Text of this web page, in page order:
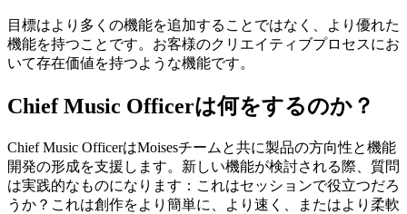
目標はより多くの機能を追加することではなく、より優れた
機能を持つことです。お客様のクリエイティブプロセスにお
いて存在価値を持つような機能です。
Chief Music Officerは何をするのか？
Chief Music OfficerはMoisesチームと共に製品の方向性と機能
開発の形成を支援します。新しい機能が検討される際、質問
は実践的なものになります：これはセッションで役立つだろ
うか？これは創作をより簡単に、より速く、またはより柔軟